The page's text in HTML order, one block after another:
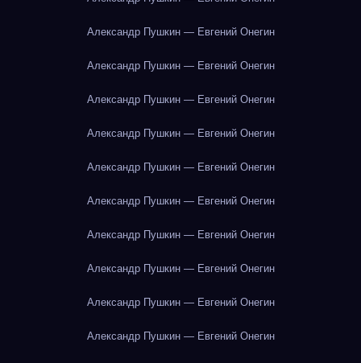
Александр Пушкин — Евгений Онегин
Александр Пушкин — Евгений Онегин
Александр Пушкин — Евгений Онегин
Александр Пушкин — Евгений Онегин
Александр Пушкин — Евгений Онегин
Александр Пушкин — Евгений Онегин
Александр Пушкин — Евгений Онегин
Александр Пушкин — Евгений Онегин
Александр Пушкин — Евгений Онегин
Александр Пушкин — Евгений Онегин